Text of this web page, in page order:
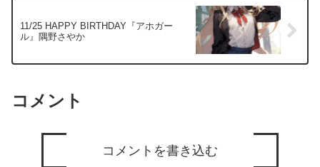
11/25 HAPPY BIRTHDAY『アホガー
ル』隅野さやか
コメント
コメントを書き込む